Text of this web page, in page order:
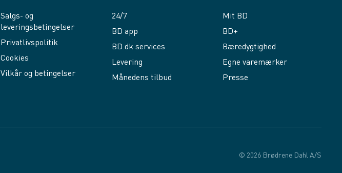
Salgs- og
leveringsbetingelser
Privatlivspolitik
Cookies
Vilkår og betingelser
24/7
BD app
BD.dk services
Levering
Månedens tilbud
Mit BD
BD+
Bæredygtighed
Egne varemærker
Presse
© 2026 Brødrene Dahl A/S